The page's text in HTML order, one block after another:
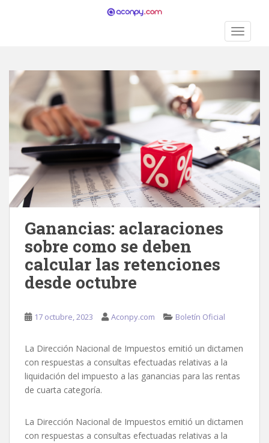
Ganancias: aclaraciones
sobre como se deben
calcular las retenciones
desde octubre
17 octubre, 2023 Aconpy.com Boletín Oficial
La Dirección Nacional de Impuestos emitió un dictamen
con respuestas a consultas efectuadas relativas a la
liquidación del impuesto a las ganancias para las rentas
de cuarta categoría.
La Dirección Nacional de Impuestos emitió un dictamen
con respuestas a consultas efectuadas relativas a la